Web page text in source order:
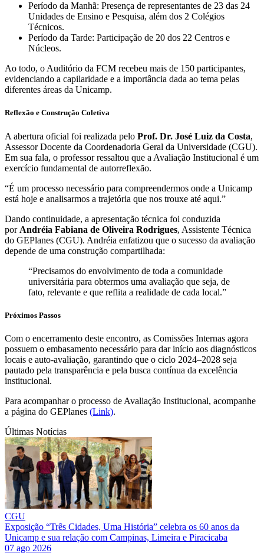
Período da Manhã: Presença de representantes de 23 das 24
Unidades de Ensino e Pesquisa, além dos 2 Colégios
Técnicos.
Período da Tarde: Participação de 20 dos 22 Centros e
Núcleos.
Ao todo, o Auditório da FCM recebeu mais de 150 participantes,
evidenciando a capilaridade e a importância dada ao tema pelas
diferentes áreas da Unicamp.
Reflexão e Construção Coletiva
A abertura oficial foi realizada pelo Prof. Dr. José Luiz da Costa,
Assessor Docente da Coordenadoria Geral da Universidade (CGU).
Em sua fala, o professor ressaltou que a Avaliação Institucional é um
exercício fundamental de autorreflexão.
“É um processo necessário para compreendermos onde a Unicamp
está hoje e analisarmos a trajetória que nos trouxe até aqui.”
Dando continuidade, a apresentação técnica foi conduzida
por Andréia Fabiana de Oliveira Rodrigues, Assistente Técnica
do GEPlanes (CGU). Andréia enfatizou que o sucesso da avaliação
depende de uma construção compartilhada:
“Precisamos do envolvimento de toda a comunidade
universitária para obtermos uma avaliação que seja, de
fato, relevante e que reflita a realidade de cada local.”
Próximos Passos
Com o encerramento deste encontro, as Comissões Internas agora
possuem o embasamento necessário para dar início aos diagnósticos
locais e auto-avaliação, garantindo que o ciclo 2024–2028 seja
pautado pela transparência e pela busca contínua da excelência
institucional.
Para acompanhar o processo de Avaliação Institucional, acompanhe
a página do GEPlanes (Link).
Últimas Notícias
CGU
Exposição “Três Cidades, Uma História” celebra os 60 anos da
Unicamp e sua relação com Campinas, Limeira e Piracicaba
07 ago 2026